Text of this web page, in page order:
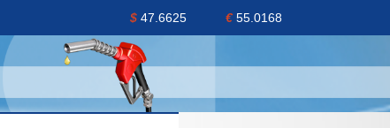
$ 47.6625 €55.0168